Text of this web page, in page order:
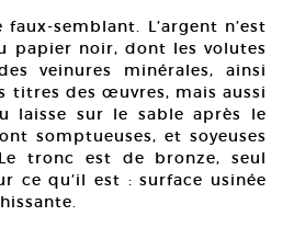
semblant. L’argent n’est
papier noir, dont les volutes
veinures minérales, ainsi
titres des œuvres, mais aussi
laisse sur le sable après le
somptueuses, et soyeuses
tronc est de bronze, seul
ce qu’il est : surface usinée